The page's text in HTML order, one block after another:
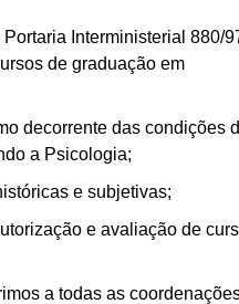
Interministerial 880/
de graduação em
decorrente das condições
a Psicologia;
e subjetivas;
e avaliação de
a todas as